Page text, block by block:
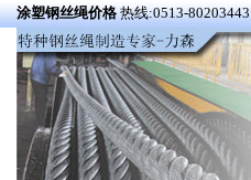
涂塑钢丝绳价格热线:0513-80203443